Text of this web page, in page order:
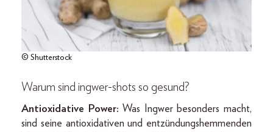
© Shutterstock
Warum sind ingwer-shots so gesund?
Antioxidative Power: Was Ingwer besonders macht,
sind seine antioxidativen und entzündungshemmenden